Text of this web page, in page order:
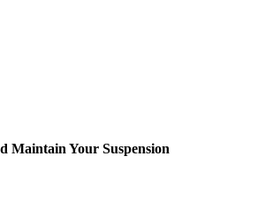
Maintain Your Suspension